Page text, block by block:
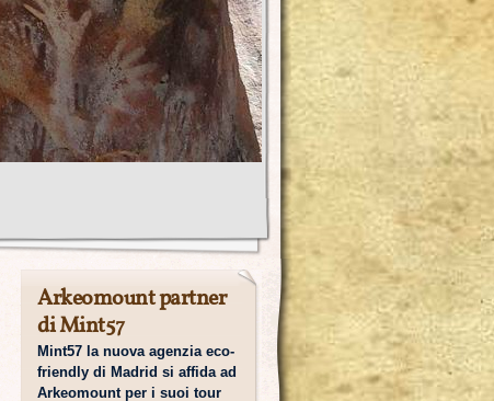
Arkeomount partner
di Mint57
Mint57 la nuova agenzia eco-
friendly di Madrid si affida ad
Arkeomount per i suoi tour